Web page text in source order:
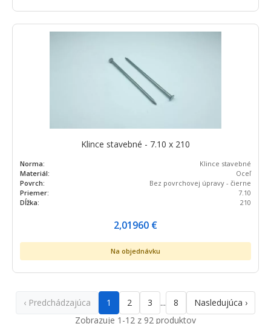
Klince stavebné - 7.10 x 210
Norma:
Klince stavebné
Materiál:
Oceľ
Povrch:
Bez povrchovej úpravy - čierne
Priemer:
7.10
Dĺžka:
210
2,01960 €
Na objednávku
‹ Predchádzajúca 1 2 3 ... 8
Nasledujúca ›
Zobrazuje 1-12 z 92 produktov